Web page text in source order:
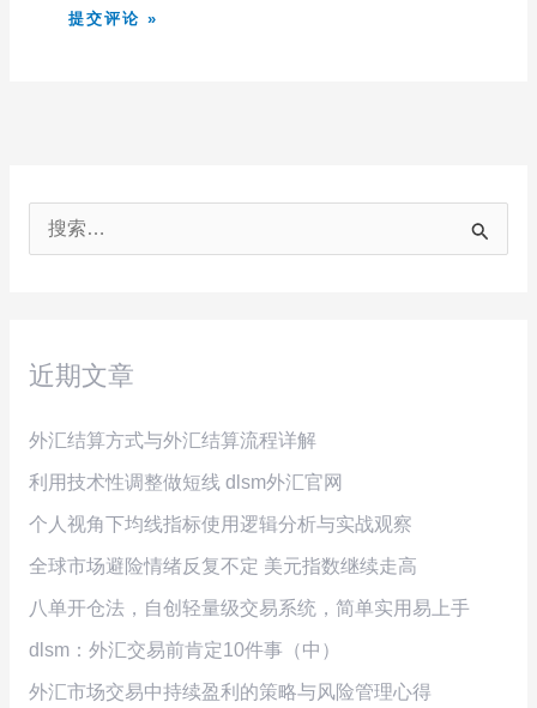
近期文章
外汇结算方式与外汇结算流程详解
利用技术性调整做短线 dlsm外汇官网
个人视角下均线指标使用逻辑分析与实战观察
全球市场避险情绪反复不定 美元指数继续走高
八单开仓法，自创轻量级交易系统，简单实用易上手
dlsm：外汇交易前肯定10件事（中）
外汇市场交易中持续盈利的策略与风险管理心得